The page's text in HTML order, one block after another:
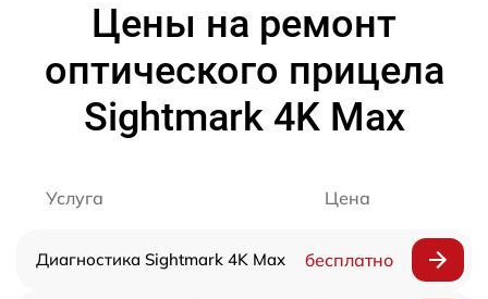
Цены на ремонт
оптического прицела
Sightmark 4K Max
Услуга Цена
Диагностика Sightmark 4K Max бесплатно